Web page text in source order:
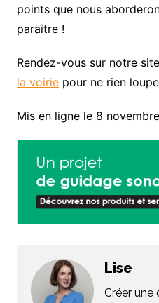
points que nous
paraître !
Rendez-vous sur notre
la voiriepour ne rien
Mis en ligne le 8
Lise
Créer